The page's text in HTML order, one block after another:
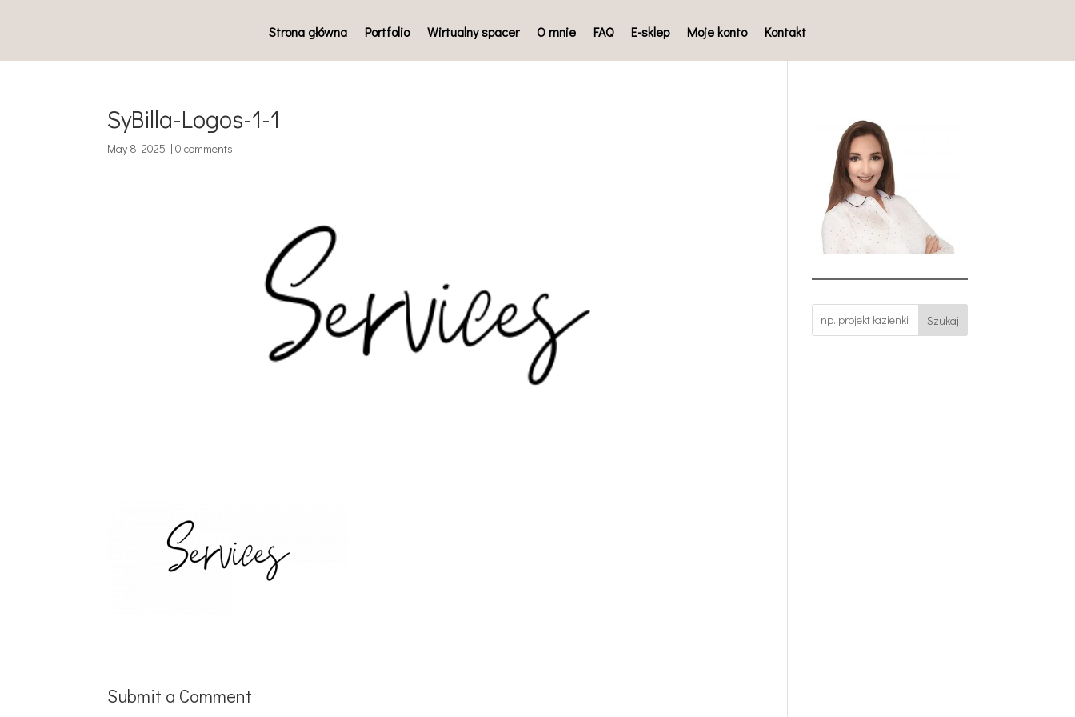
Strona główna Portfolio Wirtualny spacer O mnie FAQ E-sklep Moje konto Kontakt
SyBilla-Logos-1-1
May 8, 2025 |0 comments
Submit a Comment
Szukaj